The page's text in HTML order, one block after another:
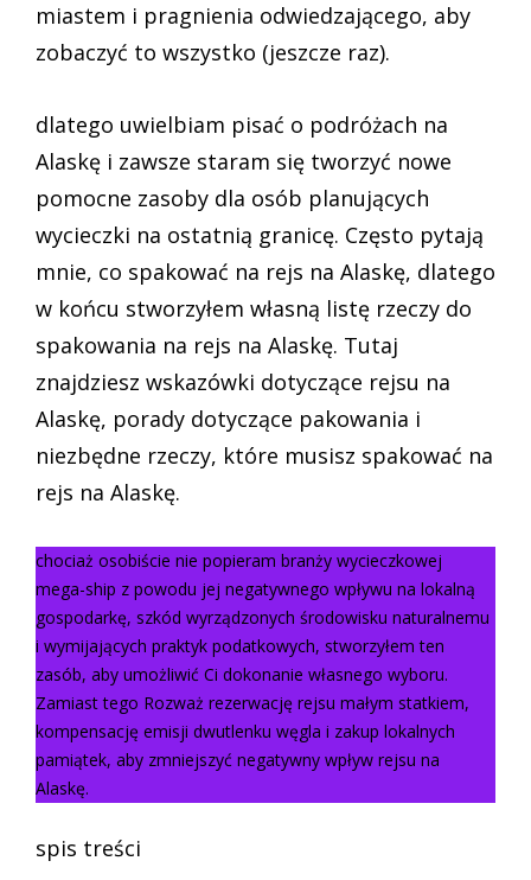
miastem i pragnienia odwiedzającego, aby
zobaczyć to wszystko (jeszcze raz).
dlatego uwielbiam pisać o podróżach na
Alaskę i zawsze staram się tworzyć nowe
pomocne zasoby dla osób planujących
wycieczki na ostatnią granicę. Często pytają
mnie, co spakować na rejs na Alaskę, dlatego
w końcu stworzyłem własną listę rzeczy do
spakowania na rejs na Alaskę. Tutaj
znajdziesz wskazówki dotyczące rejsu na
Alaskę, porady dotyczące pakowania i
niezbędne rzeczy, które musisz spakować na
rejs na Alaskę.
chociaż osobiście nie popieram branży wycieczkowej
mega-ship z powodu jej negatywnego wpływu na lokalną
gospodarkę, szkód wyrządzonych środowisku naturalnemu
i wymijających praktyk podatkowych, stworzyłem ten
zasób, aby umożliwić Ci dokonanie własnego wyboru.
Zamiast tego Rozważ rezerwację rejsu małym statkiem,
kompensację emisji dwutlenku węgla i zakup lokalnych
pamiątek, aby zmniejszyć negatywny wpływ rejsu na
Alaskę.
spis treści